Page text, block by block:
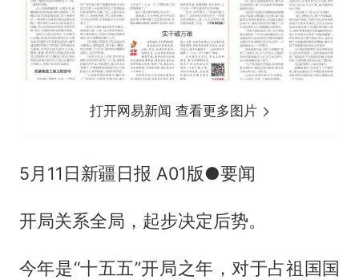
打开网易新闻 查看更多图片
5月11日新疆日报 A01版●要闻
开局关系全局，起步决定后势。
今年是“十五五”开局之年，对于占祖国国